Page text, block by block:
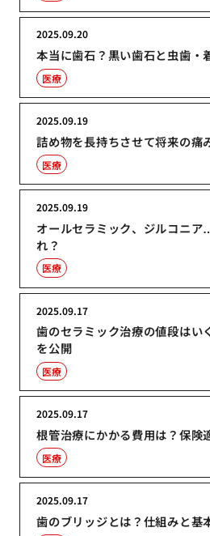
本当に歯石？黒い歯石と虫歯・
2025.09.20
医療
詰め物を長持ちさせて将来の痛
2025.09.19
医療
オールセラミック、ジルコニ
れ？
2025.09.19
医療
歯のセラミック治療の値段はい
を公開
2025.09.17
医療
根管治療にかかる費用は？保険
2025.09.17
医療
歯のブリッジとは？仕組みと基
2025.09.17